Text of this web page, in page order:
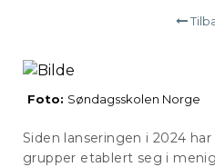
Foto: Søndagsskolen Norge
Siden lanseringen i 2024
grupper etablert seg i